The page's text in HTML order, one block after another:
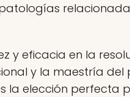
y eficacia en la
y la maestría
la elección